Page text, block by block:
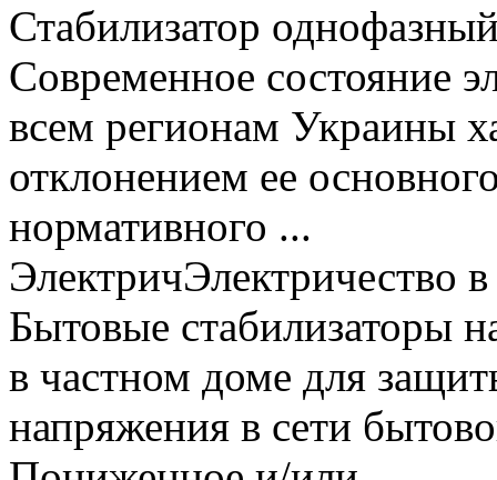
Стабилизатор
Современное состояние
всем регионам Украины
отклонением ее
нормативного ...
ЭлектричЭлектричество
Бытовые стабилизаторы
в частном доме для
напряжения в сети